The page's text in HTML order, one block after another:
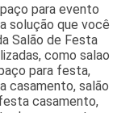
para evento
solução que você
Salão de Festa
como salao
para festa,
casamento, salão
casamento,